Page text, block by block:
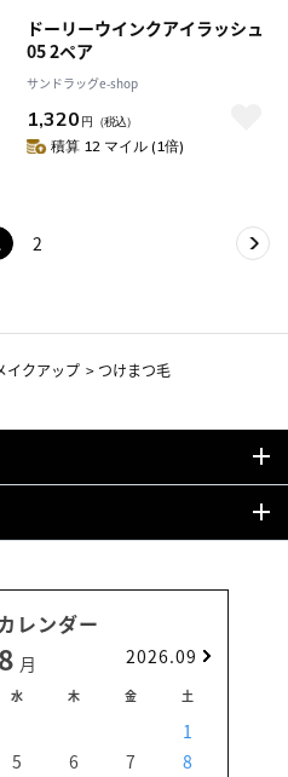
ドーリーウインクアイラッシュ
05 2ペア
サンドラッグe-shop
1,320 円 （税込）
積算 12 マイル (1倍)
2
イクアップ > つけまつ毛
レンダー
8 月 2026.09
水 木 金 土
1
5 6 7
8